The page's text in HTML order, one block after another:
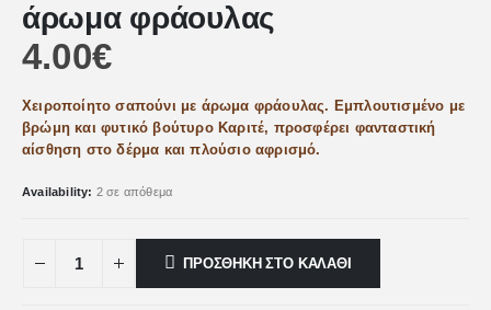
άρωμα φράουλας
4.00€
Χειροποίητο σαπούνι με άρωμα φράουλας. Εμπλουτισμένο με
βρώμη και φυτικό βούτυρο Καριτέ, προσφέρει φανταστική
αίσθηση στο δέρμα και πλούσιο αφρισμό.
Availability: 2 σε απόθεμα
ΠΡΟΣΘΉΚΗ ΣΤΟ ΚΑΛΆΘΙ